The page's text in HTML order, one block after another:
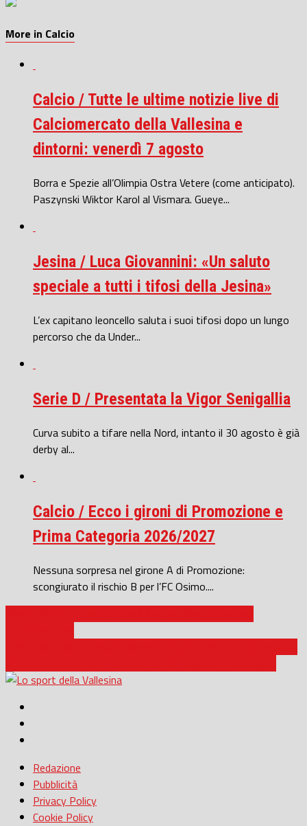
More in Calcio
Calcio / Tutte le ultime notizie live di
Calciomercato della Vallesina e
dintorni: venerdì 7 agosto
Borra e Spezie all’Olimpia Ostra Vetere (come anticipato).
Paszynski Wiktor Karol al Vismara. Gueye...
Jesina / Luca Giovannini: «Un saluto
speciale a tutti i tifosi della Jesina»
L’ex capitano leoncello saluta i suoi tifosi dopo un lungo
percorso che da Under...
Serie D / Presentata la Vigor Senigallia
Curva subito a tifare nella Nord, intanto il 30 agosto è già
derby al...
Calcio / Ecco i gironi di Promozione e
Prima Categoria 2026/2027
Nessuna sorpresa nel girone A di Promozione:
scongiurato il rischio B per l’FC Osimo....
Redazione
Pubblicità
Privacy Policy
Cookie Policy